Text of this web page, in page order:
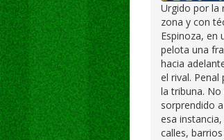
Urgido por la
zona y con
Espinoza, en
pelota una
hacia
el rival.
la tribuna.
sorprendido
esa
calles,